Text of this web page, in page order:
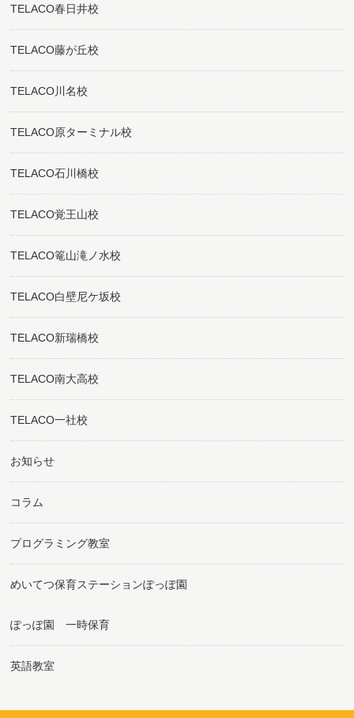
TELACO春日井校
TELACO藤が丘校
TELACO川名校
TELACO原ターミナル校
TELACO石川橋校
TELACO覚王山校
TELACO篭山滝ノ水校
TELACO白壁尼ケ坂校
TELACO新瑞橋校
TELACO南大高校
TELACO一社校
お知らせ
コラム
プログラミング教室
めいてつ保育ステーションぽっぽ園
ぽっぽ園 一時保育
英語教室